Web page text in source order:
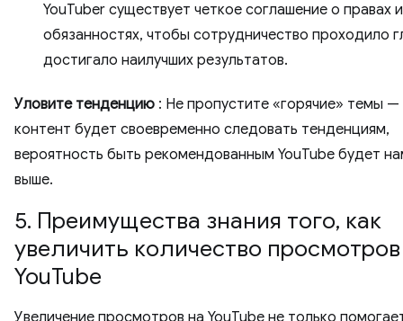
YouTuber существует четкое соглашение о правах и
обязанностях, чтобы сотрудничество проходило
достигало наилучших результатов.
Уловите тенденцию : Не пропустите «горячие» темы —
контент будет своевременно следовать тенденциям,
вероятность быть рекомендованным YouTube будет
выше.
5. Преимущества знания того, как
увеличить количество
YouTube